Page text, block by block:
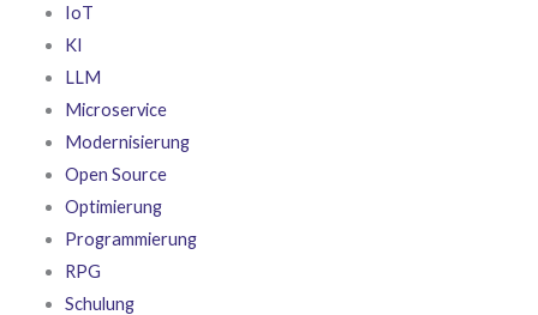
IoT
KI
LLM
Microservice
Modernisierung
Open Source
Optimierung
Programmierung
RPG
Schulung